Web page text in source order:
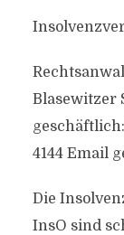
Blasewitzer
geschäftlich:
4144 Email
Die
InsO sind